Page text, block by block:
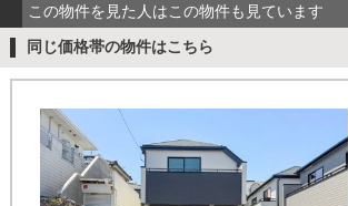
この物件を見た人はこの物件も見ています
同じ価格帯の物件はこちら